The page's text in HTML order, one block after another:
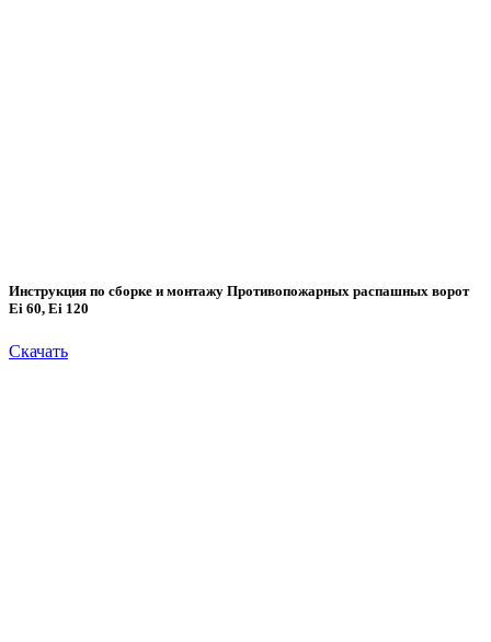
Инструкция по сборке и монтажу Противопожарных распашных ворот
Еi 60, Ei 120
Скачать